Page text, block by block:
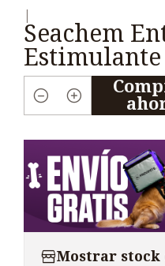
Seachem
Estimulante
Cantidad
Mostrar stock